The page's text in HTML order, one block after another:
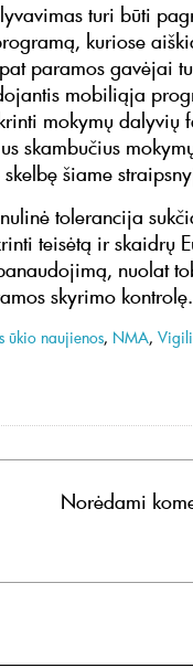
turi būti
kuriose
paramos gavėjai
mobiliąja
mokymų dalyvių
skambučius
šiame
tolerancija
teisėtą ir skaidrų
nuolat
skyrimo kontrolę.
ūkio naujienos, NMA,
Norėdami